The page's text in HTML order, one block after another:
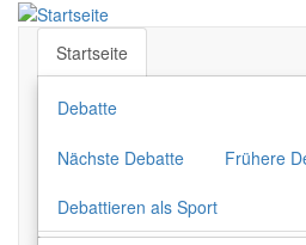
Direkt
Startseite
Debatte
Nächste Debatte Frühere
Debattieren als Sport